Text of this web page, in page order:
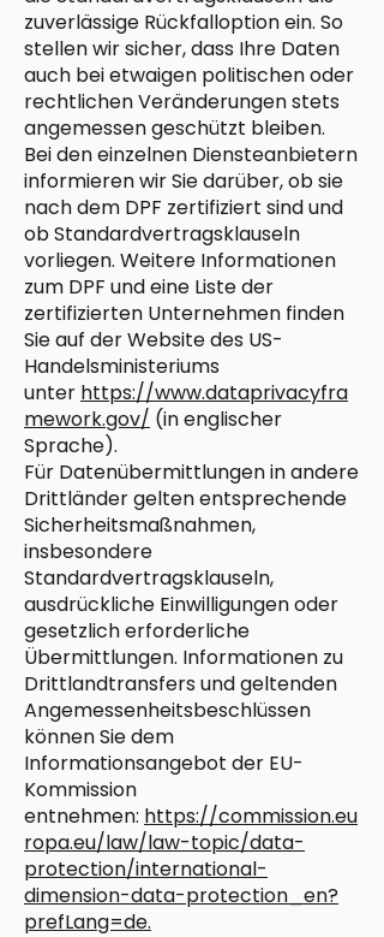
zuverlässige Rückfalloption ein. So
stellen wir sicher, dass Ihre Daten
auch bei etwaigen politischen oder
rechtlichen Veränderungen stets
angemessen geschützt bleiben.
Bei den einzelnen Diensteanbietern
informieren wir Sie darüber, ob sie
nach dem DPF zertifiziert sind und
ob Standardvertragsklauseln
vorliegen. Weitere Informationen
zum DPF und eine Liste der
zertifizierten Unternehmen finden
Sie auf der Website des US-
Handelsministeriums
unter https://www.dataprivacyfra
mework.gov/ (in englischer
Sprache).
Für Datenübermittlungen in andere
Drittländer gelten entsprechende
Sicherheitsmaßnahmen,
insbesondere
Standardvertragsklauseln,
ausdrückliche Einwilligungen oder
gesetzlich erforderliche
Übermittlungen. Informationen zu
Drittlandtransfers und geltenden
Angemessenheitsbeschlüssen
können Sie dem
Informationsangebot der EU-
Kommission
entnehmen: https://commission.eu
ropa.eu/law/law-topic/data-
protection/international-
dimension-data-protection_en?
prefLang=de.